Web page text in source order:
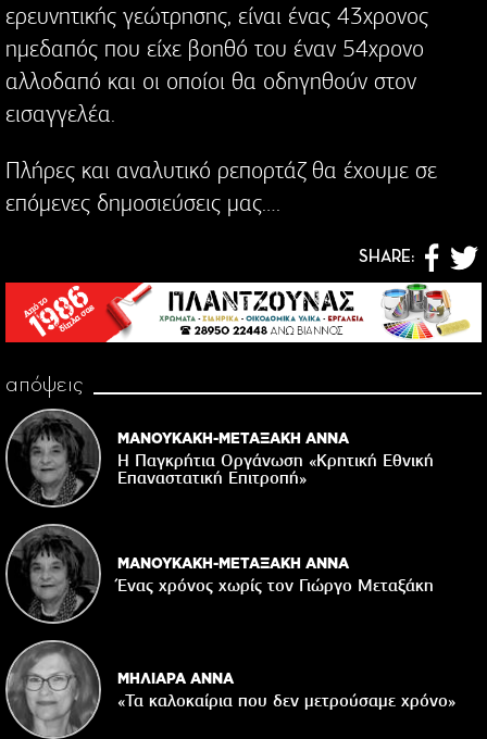
ερευνητικής γεώτρησης, είναι ένας 43χρονος
ημεδαπός που είχε βοηθό του έναν 54χρονο
αλλοδαπό και οι οποίοι θα οδηγηθούν στον
εισαγγελέα.
Πλήρες και αναλυτικό ρεπορτάζ θα έχουμε σε
επόμενες δημοσιεύσεις μας….
SHARE:
απόψεις
ΜΑΝΟΥΚΑΚΗ-ΜΕΤΑΞΑΚΗ ΑΝΝΑ
Η Παγκρήτια Οργάνωση «Κρητική Εθνική
Επαναστατική Eπιτροπή»
ΜΑΝΟΥΚΑΚΗ-ΜΕΤΑΞΑΚΗ ΑΝΝΑ
Ένας χρόνος χωρίς τον Γιώργο Μεταξάκη
ΜΗΛΙΑΡΑ ΑΝΝΑ
«Τα καλοκαίρια που δεν μετρούσαμε χρόνο»